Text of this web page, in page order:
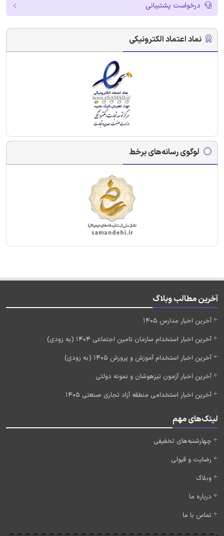
درخواست پشتیبانی
نماد اعتماد الکترونیکی
لوگوی رسانه‌های برخط
آخرین مطالب وبلاگ
آخرین اخبار مدارس 1405
آخرین اخبار استخدام سازمان تامین اجتماعی 1404 (به زودی)
آخرین اخبار استخدام آموزش و پرورش 1405 (به زودی)
آخرین اخبار آزمون تیزهوشان و نمونه دولتی
آخرین اخبار استخدامی منطقه آزاد تجاری صنعتی 1405
لینک‌های مهم
چهارشنبه‌های تخفیفی
رضایت و قبولی
وبلاگ
درباره ما
تماس با ما